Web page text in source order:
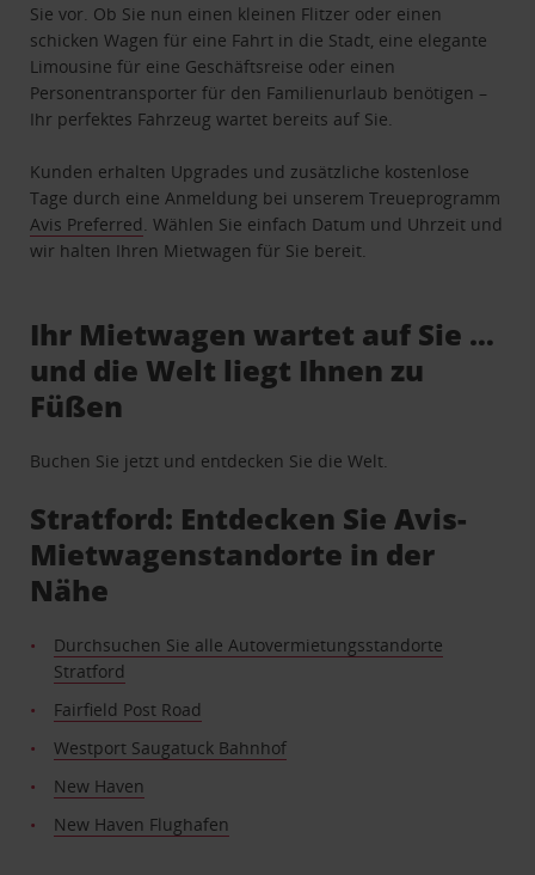
Sie vor. Ob Sie nun einen kleinen Flitzer oder einen
schicken Wagen für eine Fahrt in die Stadt, eine elegante
Limousine für eine Geschäftsreise oder einen
Personentransporter für den Familienurlaub benötigen –
Ihr perfektes Fahrzeug wartet bereits auf Sie.
Kunden erhalten Upgrades und zusätzliche kostenlose
Tage durch eine Anmeldung bei unserem Treueprogramm
Avis Preferred . Wählen Sie einfach Datum und Uhrzeit und
wir halten Ihren Mietwagen für Sie bereit.
Ihr Mietwagen wartet auf Sie …
und die Welt liegt Ihnen zu
Füßen
Buchen Sie jetzt und entdecken Sie die Welt.
Stratford: Entdecken Sie Avis-
Mietwagenstandorte in der
Nähe
Durchsuchen Sie alle Autovermietungsstandorte
Stratford
Fairfield Post Road
Westport Saugatuck Bahnhof
New Haven
New Haven Flughafen